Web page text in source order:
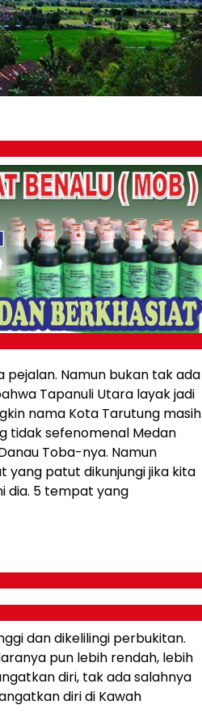
Namun bukan tak ada
Tapanuli Utara layak jadi
nama Kota Tarutung masih
tidak sefenomenal Medan
Toba-nya. Namun
yang patut dikunjungi jika kita
dia. 5 tempat yang
dan dikelilingi perbukitan.
pun lebih rendah, lebih
diri, tak ada salahnya
diri di Kawah